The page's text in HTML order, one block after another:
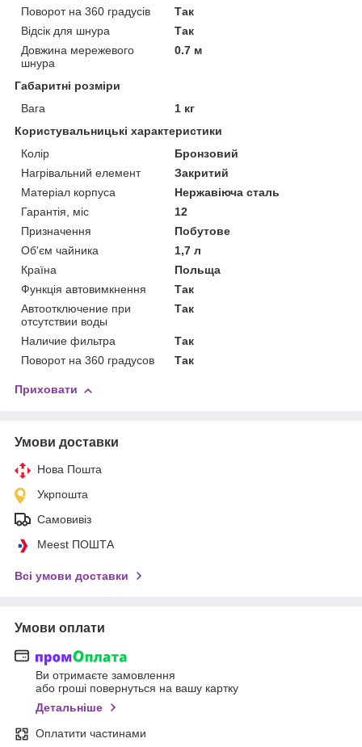
Поворот на 360 градусів
Так
Відсік для шнура
Так
Довжина мережевого
шнура
0.7 м
Габаритні розміри
Вага
1 кг
Користувальницькі характеристики
Колір
Бронзовий
Нагрівальний елемент
Закритий
Матеріал корпуса
Нержавіюча сталь
Гарантія, міс
12
Призначення
Побутове
Об'єм чайника
1,7 л
Країна
Польща
Функція автовимкнення
Так
Автоотключение при
отсутствии воды
Так
Наличие фильтра
Так
Поворот на 360 градусов
Так
Приховати
Умови доставки
Нова Пошта
Укрпошта
Самовивіз
Meest ПОШТА
Всі умови доставки
Умови оплати
Ви отримаєте замовлення
або гроші повернуться на вашу картку
Детальніше
Оплатити частинами